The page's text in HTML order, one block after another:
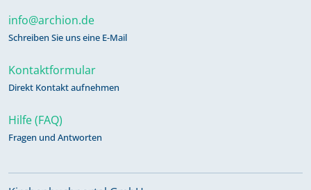
info@archion.de
Schreiben Sie uns eine E-Mail
Kontaktformular
Direkt Kontakt aufnehmen
Hilfe (FAQ)
Fragen und Antworten